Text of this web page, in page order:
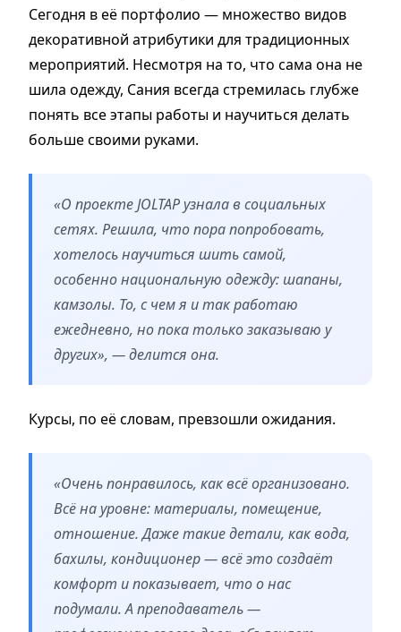
Сегодня в её портфолио — множество видов
декоративной атрибутики для традиционных
мероприятий. Несмотря на то, что сама она не
шила одежду, Сания всегда стремилась глубже
понять все этапы работы и научиться делать
больше своими руками.
«О проекте JOLTAP узнала в социальных
сетях. Решила, что пора попробовать,
хотелось научиться шить самой,
особенно национальную одежду: шапаны,
камзолы. То, с чем я и так работаю
ежедневно, но пока только заказываю у
других», — делится она.
Курсы, по её словам, превзошли ожидания.
«Очень понравилось, как всё организовано.
Всё на уровне: материалы, помещение,
отношение. Даже такие детали, как вода,
бахилы, кондиционер — всё это создаёт
комфорт и показывает, что о нас
подумали. А преподаватель —